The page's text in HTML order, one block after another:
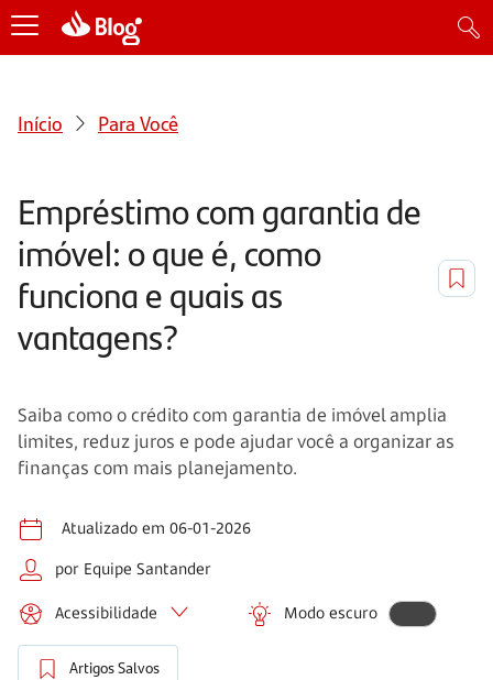
Início Para Você
Empréstimo com garantia de
imóvel: o que é, como
funciona e quais as
vantagens?
Saiba como o crédito com garantia de imóvel amplia
limites, reduz juros e pode ajudar você a organizar as
finanças com mais planejamento.
Atualizado em 06-01-2026
por Equipe Santander
Acessibilidade Modo escuro
Artigos Salvos